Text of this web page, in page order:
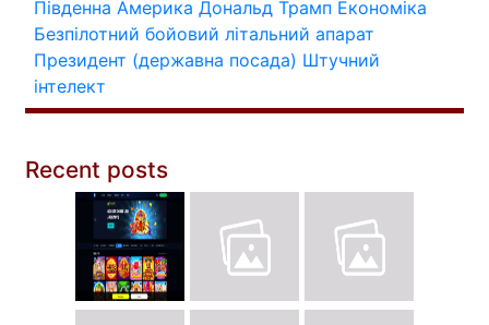
Південна Америка Дональд Трамп Економіка
Безпілотний бойовий літальний апарат
Президент (державна посада) Штучний
інтелект
Recent posts